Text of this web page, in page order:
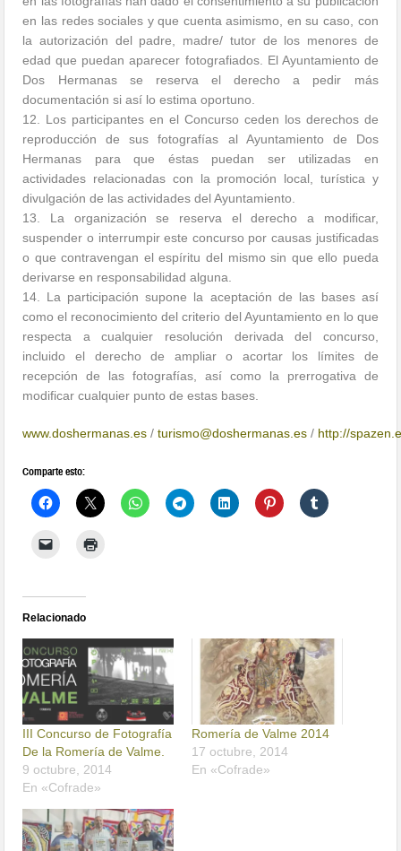
en las redes sociales y que cuenta asimismo, en su caso, con
la autorización del padre, madre/ tutor de los menores de
edad que puedan aparecer fotografiados. El Ayuntamiento de
Dos Hermanas se reserva el derecho a pedir más
documentación si así lo estima oportuno.
12. Los participantes en el Concurso ceden los derechos de
reproducción de sus fotografías al Ayuntamiento de Dos
Hermanas para que éstas puedan ser utilizadas en
actividades relacionadas con la promoción local, turística y
divulgación de las actividades del Ayuntamiento.
13. La organización se reserva el derecho a modificar,
suspender o interrumpir este concurso por causas justificadas
o que contravengan el espíritu del mismo sin que ello pueda
derivarse en responsabilidad alguna.
14. La participación supone la aceptación de las bases así
como el reconocimiento del criterio del Ayuntamiento en lo que
respecta a cualquier resolución derivada del concurso,
incluido el derecho de ampliar o acortar los límites de
recepción de las fotografías, así como la prerrogativa de
modificar cualquier punto de estas bases.
www.doshermanas.es /turismo@doshermanas.es / http://
Comparte esto:
Relacionado
III Concurso de Fotografía
De la Romería de Valme.
9 octubre, 2014
En «Cofrade»
Romería de Valme 2014
17 octubre, 2014
En «Cofrade»